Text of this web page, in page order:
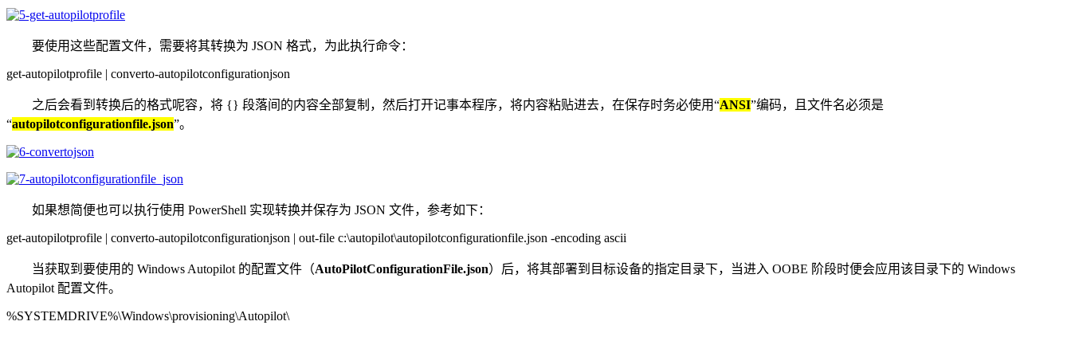
要使用这些配置文件，需要将其转换为 JSON 格式，为此执行命令：
get-autopilotprofile | converto-autopilotconfigurationjson
之后会看到转换后的格式呢容，将 {} 段落间的内容全部复制，然后打开记事本程序，将内容粘贴进去，在保存时务必使用“ANSI”编码，且文件名必须是
“autopilotconfigurationfile.json”。
如果想简便也可以执行使用 PowerShell 实现转换并保存为 JSON 文件，参考如下：
get-autopilotprofile | converto-autopilotconfigurationjson | out-file c:\autopilot\autopilotconfigurationfile.json -encoding ascii
当获取到要使用的 Windows Autopilot 的配置文件（AutoPilotConfigurationFile.json）后，将其部署到目标设备的指定目录下，当进入 OOBE 阶段时便会应用该目录下的 Windows
Autopilot 配置文件。
%SYSTEMDRIVE%\Windows\provisioning\Autopilot\